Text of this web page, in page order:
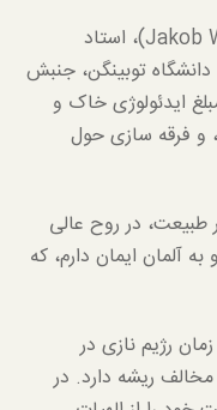
جیکوب ویلهلم هائر (Jakob Whilhelm Hauer)، استاد
توبینگن، جنبش
ایدئولوژی خاک و
و فرقه سازی حول
طبیعت، در روح عالی
آلمان ایمان دارم، که
رژیم نازی در
ریشه دارد. در